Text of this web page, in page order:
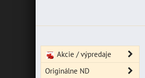
Akcie / výpredaje
Originálne ND